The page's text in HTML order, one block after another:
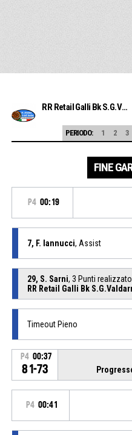
RR Retail Galli Bk S.G.Valdarno
PERIODO: 1 2 3
FINE
P4 00:19
7, F. Iannucci, Assist
29, S. Sarni, 3 Punti realizzato
RR Retail Galli Bk
Timeout Pieno
P4 00:37
81-73
P4 00:41